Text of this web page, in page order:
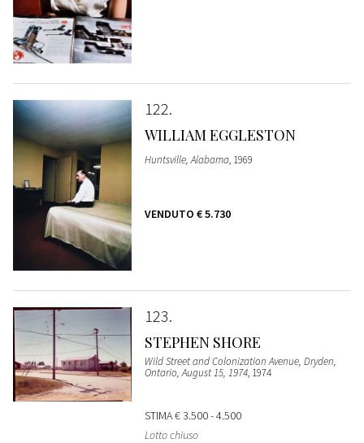
122
WILLIAM EGGLESTON
Huntsville, Alabama, 1969
VENDUTO € 5.730
123
STEPHEN SHORE
Wild Street and Colonization Avenue, Dryden,
Ontario, August 15, 1974, 1974
STIMA€ 3.500 - 4.500
Lotto chiuso